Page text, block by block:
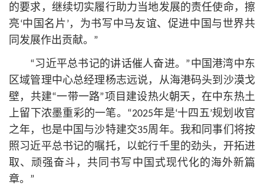
的要求，继续切实履行助力当地发展的责任使命，擦
亮‘中国名片’，为书写中马友谊、促进中国与世界共
同发展作出贡献。”
“习近平总书记的讲话催人奋进。”中国港湾中东
区域管理中心总经理杨志远说，从海港码头到沙漠戈
壁，共建“一带一路”项目建设热火朝天，在中东热土
上留下浓墨重彩的一笔。“2025年是‘十四五’规划收官
之年，也是中国与沙特建交35周年。我和同事们将按
照习近平总书记的嘱托，以蛇行千里的劲头，开拓进
取、顽强奋斗，共同书写中国式现代化的海外新篇
章。”